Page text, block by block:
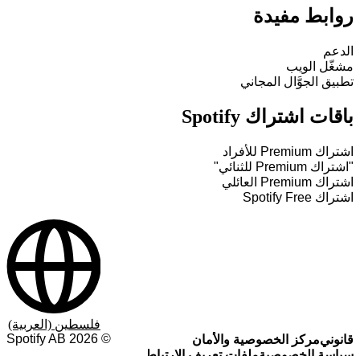
روابط مفيدة
الدعم
مشغّل الويب
تطبيق الجوَّال المجاني
باقات اشتراك Spotify
اشتراك Premium للأفراد
"اشتراك Premium للثنائي"
اشتراك Premium العائلي
اشتراك Spotify Free
قانونيمركز الخصوصية والأمان
©
2026
فلسطين (العربية)